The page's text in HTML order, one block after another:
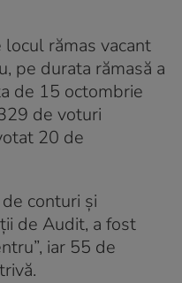
rămas vacant
pe durata rămasă a
de 15 octombrie
de voturi
20 de
conturi şi
de Audit, a fost
iar 55 de